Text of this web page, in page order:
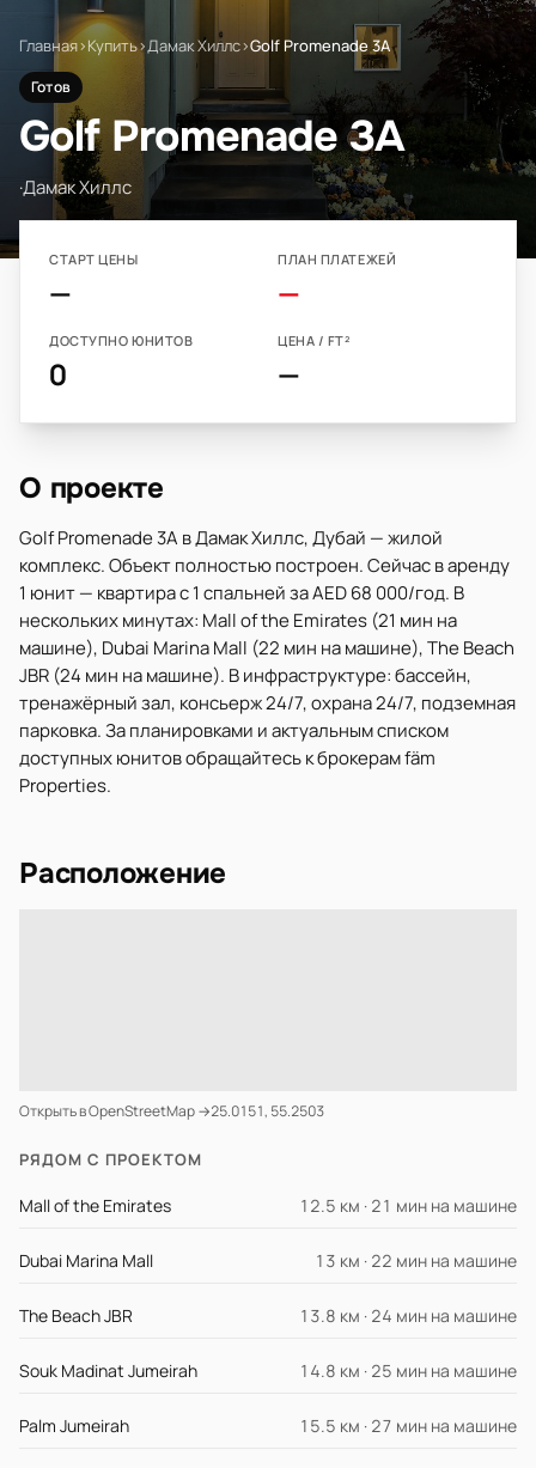
Главная›Купить›Дамак Хиллс›Golf Promenade 3A
Готов
Golf Promenade 3A
·Дамак Хиллс
СТАРТ ЦЕНЫ
—
ПЛАН ПЛАТЕЖЕЙ
—
ДОСТУПНО ЮНИТОВ
0
ЦЕНА / FT²
—
О проекте
Golf Promenade 3A в Дамак Хиллс, Дубай — жилой
комплекс. Объект полностью построен. Сейчас в аренду
1 юнит — квартира с 1 спальней за AED 68 000/год. В
нескольких минутах: Mall of the Emirates (21 мин на
машине), Dubai Marina Mall (22 мин на машине), The Beach
JBR (24 мин на машине). В инфраструктуре: бассейн,
тренажёрный зал, консьерж 24/7, охрана 24/7, подземная
парковка. За планировками и актуальным списком
доступных юнитов обращайтесь к брокерам fäm
Properties.
Расположение
Открыть в OpenStreetMap →25.0151, 55.2503
РЯДОМ С ПРОЕКТОМ
Mall of the Emirates 12.5 км · 21 мин на машине
Dubai Marina Mall 13 км · 22 мин на машине
The Beach JBR 13.8 км · 24 мин на машине
Souk Madinat Jumeirah 14.8 км · 25 мин на машине
Palm Jumeirah 15.5 км · 27 мин на машине